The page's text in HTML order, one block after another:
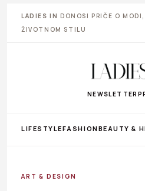
LADIES IN DONOSI PRIČE O
ŽIVOTNOM STILU
NEWSLETTER
LIFESTYLEFASHIONBEAUTY &
ART & DESIGN